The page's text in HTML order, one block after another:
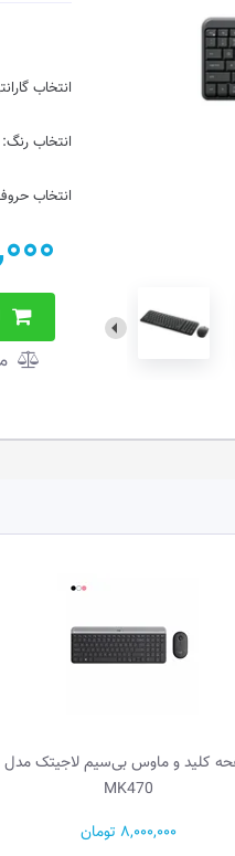
انتخاب
انتخاب رنگ:
انتخاب
کلید و ماوس بی‌سیم لاجیتک مدل
MK470
8,000,000 تومان